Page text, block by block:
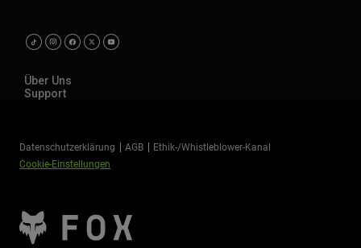
Über Uns
Support
Datenschutzerklärung AGB
Ethik-/Whistleblower-Kanal
Cookie-Einstellungen